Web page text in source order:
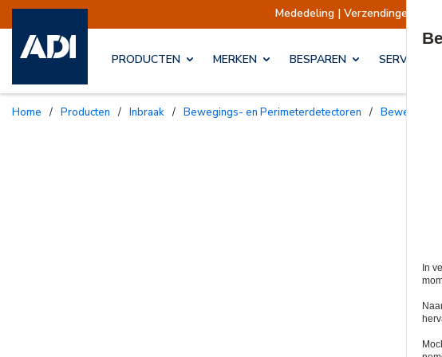
Mededeling | Verzendingen opgeschort
PRODUCTEN MERKEN BESPAREN SERVICES
Home / Producten / Inbraak / Bewegings- en Perimeterdetectoren /